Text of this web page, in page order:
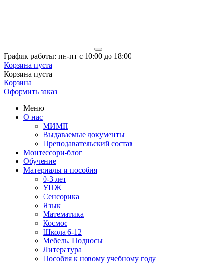
График работы: пн-пт с 10:00 до 18:00
Корзина пуста
Корзина пуста
Корзина
Оформить заказ
Меню
О нас
МИМП
Выдаваемые документы
Преподавательский состав
Монтессори-блог
Обучение
Материалы и пособия
0-3 лет
УПЖ
Сенсорика
Язык
Математика
Космос
Школа 6-12
Мебель. Подносы
Литература
Пособия к новому учебному году